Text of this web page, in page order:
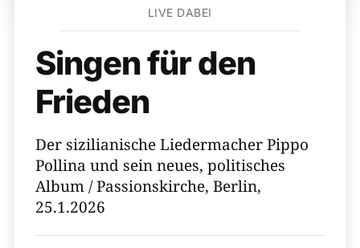
LIVE DABEI
Singen für den
Frieden
Der sizilianische Liedermacher Pippo
Pollina und sein neues, politisches
Album / Passionskirche, Berlin,
25.1.2026